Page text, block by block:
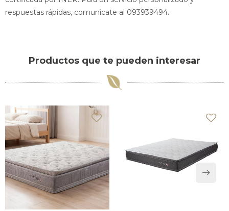
respuestas rápidas, comunicate al 093939494.
Productos que te pueden interesar